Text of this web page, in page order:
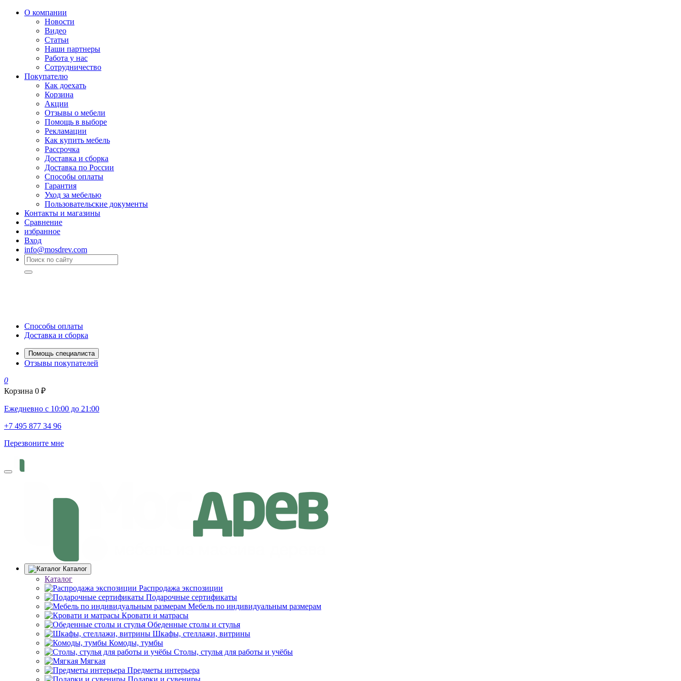
О компании
Новости
Видео
Статьи
Наши партнеры
Работа у нас
Сотрудничество
Покупателю
Как доехать
Корзина
Акции
Отзывы о мебели
Помощь в выборе
Рекламации
Как купить мебель
Рассрочка
Доставка и сборка
Доставка по России
Способы оплаты
Гарантия
Уход за мебелью
Пользовательские документы
Контакты и магазины
Сравнение
избранное
Вход
info@mosdrev.com
Способы оплаты
Доставка и сборка
Помощь специалиста
Отзывы покупателей
0
Корзина 0 ₽
Ежедневно с 10:00 до 21:00
+7 495 877 34 96
Перезвоните мне
Каталог
Каталог
Распродажа экспозиции
Подарочные сертификаты
Мебель по индивидуальным размерам
Кровати и матрасы
Обеденные столы и стулья
Шкафы, стеллажи, витрины
Комоды, тумбы
Столы, стулья для работы и учёбы
Мягкая
Предметы интерьера
Подарки и сувениры